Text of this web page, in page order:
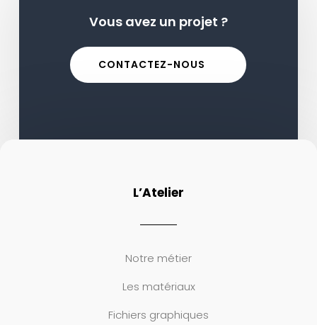
Vous avez un projet ?
CONTACTEZ-NOUS
L’Atelier
Notre métier
Les matériaux
Fichiers graphiques